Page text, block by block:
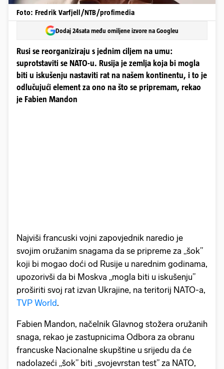
Foto: Fredrik Varfjell/NTB/profimedia
Dodaj 24sata među omiljene izvore na Googleu
Rusi se reorganiziraju s jednim ciljem na umu:
suprotstaviti se NATO-u. Rusija je zemlja koja bi mogla
biti u iskušenju nastaviti rat na našem kontinentu, i to je
odlučujući element za ono na što se pripremam, rekao
je Fabien Mandon
Najviši francuski vojni zapovjednik naredio je
svojim oružanim snagama da se pripreme za „šok”
koji bi mogao doći od Rusije u narednim godinama,
upozorivši da bi Moskva „mogla biti u iskušenju”
proširiti svoj rat izvan Ukrajine, na teritorij NATO-a,
TVP World.
Fabien Mandon, načelnik Glavnog stožera oružanih
snaga, rekao je zastupnicima Odbora za obranu
francuske Nacionalne skupštine u srijedu da će
nadolazeći „šok” biti „svojevrstan test” za NATO,